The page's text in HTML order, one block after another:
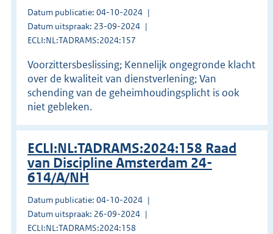
Datum publicatie: 04-10-2024
Datum uitspraak: 23-09-2024
ECLI:NL:TADRAMS:2024:157
Voorzittersbeslissing; Kennelijk ongegronde klacht
over de kwaliteit van dienstverlening; Van
schending van de geheimhoudingsplicht is ook
niet gebleken.
ECLI:NL:TADRAMS:2024:158 Raad
van Discipline Amsterdam 24-
614/A/NH
Datum publicatie: 04-10-2024
Datum uitspraak: 26-09-2024
ECLI:NL:TADRAMS:2024:158